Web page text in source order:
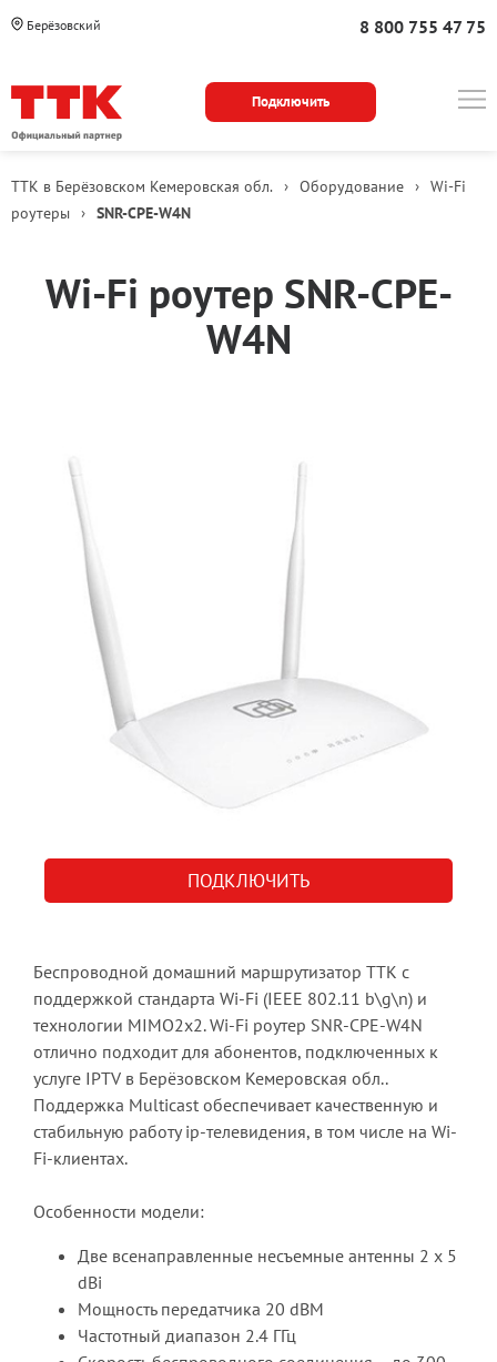
Берёзовский 8 800 755 47 75
Подключить
ТТК в Берёзовском Кемеровская обл. › Оборудование › Wi-Fi
роутеры › SNR-CPE-W4N
Wi‑Fi роутер SNR-CPE-
W4N
Описание
модели
приобретения
Берёзовском
Кемеровская
обл.
ПОДКЛЮЧИТЬ
Беспроводной домашний маршрутизатор ТТК с
поддержкой стандарта Wi-Fi (IEEE 802.11 b\g\n) и
технологии MIMO2x2. Wi-Fi роутер SNR-CPE-W4N
отлично подходит для абонентов, подключенных к
услуге IPTV в Берёзовском Кемеровская обл..
Поддержка Multicast обеспечивает качественную и
стабильную работу ip-телевидения, в том числе на Wi-
Fi-клиентах.
Особенности модели:
Две всенаправленные несъемные антенны 2 x 5
dBi
Мощность передатчика 20 dBM
Частотный диапазон 2.4 ГГц